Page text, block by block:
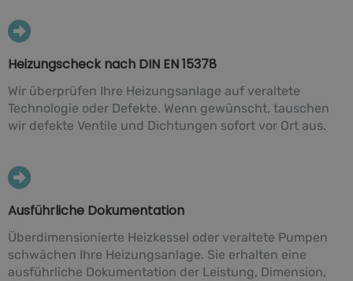
Heizungscheck nach DIN EN 15378
Wir überprüfen Ihre Heizungsanlage auf veraltete
Technologie oder Defekte. Wenn gewünscht, tauschen
wir defekte Ventile und Dichtungen sofort vor Ort aus.
Ausführliche Dokumentation
Überdimensionierte Heizkessel oder veraltete Pumpen
schwächen Ihre Heizungsanlage. Sie erhalten eine
ausführliche Dokumentation der Leistung, Dimension,